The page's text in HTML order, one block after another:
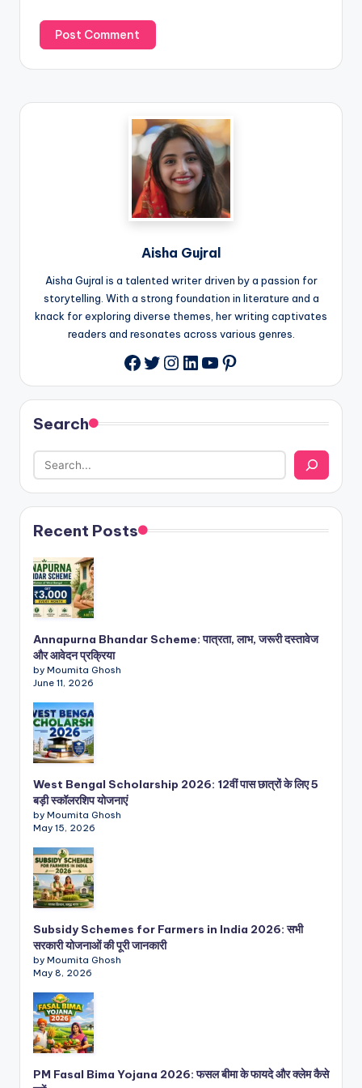
Aisha Gujral
Aisha Gujral is a talented writer driven by a passion for
storytelling. With a strong foundation in literature and a
knack for exploring diverse themes, her writing captivates
readers and resonates across various genres.
Facebook
Twitter
Instagram
LinkedIn
YouTube
Pinterest
Search
Recent Posts
Annapurna Bhandar Scheme: पात्रता, लाभ, जरूरी दस्तावेज
और आवेदन प्रक्रिया
by Moumita Ghosh
June 11, 2026
West Bengal Scholarship 2026: 12वीं पास छात्रों के लिए 5
बड़ी स्कॉलरशिप योजनाएं
by Moumita Ghosh
May 15, 2026
Subsidy Schemes for Farmers in India 2026: सभी
सरकारी योजनाओं की पूरी जानकारी
by Moumita Ghosh
May 8, 2026
PM Fasal Bima Yojana 2026: फसल बीमा के फायदे और क्लेम कैसे